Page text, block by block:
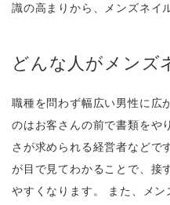
識の高まりから、メンズネイ
どんな人がメンズ
職種を問わず幅広い男性に広
のはお客さんの前で書類をや
さが求められる経営者などで
が目で見てわかることで、接
やすくなります。 また、メ